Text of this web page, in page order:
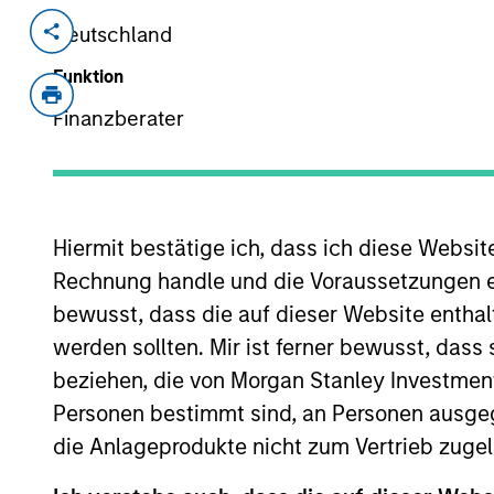
Deutschland
Funktion
Finanzberater
Hiermit bestätige ich, dass ich diese
Rechnung handle und die Voraussetzungen
bewusst, dass die auf dieser Website
werden sollten. Mir ist ferner bewusst,
beziehen, die von Morgan Stanley
Personen bestimmt sind, an Personen
die Anlageprodukte nicht zum Vertrieb
Invested on
gas to residential, industrial and
Limited, one of India’s leading
private partnership in highway
View Site
As of August 21, 2025. The above is
resulted in positive performance (for
above are the property of their respective